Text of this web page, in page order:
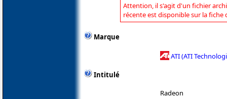
Attention, il s'agit d'un fichier
récente est disponible sur la fiche
Marque
ATI (ATI
Intitulé
Radeon